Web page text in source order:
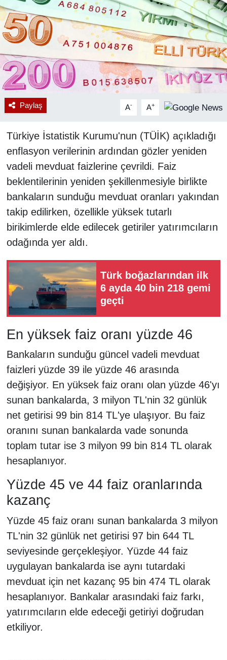
Paylaş A- A+
Türkiye İstatistik Kurumu'nun (TÜİK) açıkladığı
enflasyon verilerinin ardından gözler yeniden
vadeli mevduat faizlerine çevrildi. Faiz
beklentilerinin yeniden şekillenmesiyle birlikte
bankaların sunduğu mevduat oranları yakından
takip edilirken, özellikle yüksek tutarlı
birikimlerde elde edilecek getiriler yatırımcıların
odağında yer aldı.
Türk boğazlarından ilk
6 ayda 40 bin 218 gemi
geçti
En yüksek faiz oranı yüzde 46
Bankaların sunduğu güncel vadeli mevduat
faizleri yüzde 39 ile yüzde 46 arasında
değişiyor. En yüksek faiz oranı olan yüzde 46'yı
sunan bankalarda, 3 milyon TL'nin 32 günlük
net getirisi 99 bin 814 TL'ye ulaşıyor. Bu faiz
oranını sunan bankalarda vade sonunda
toplam tutar ise 3 milyon 99 bin 814 TL olarak
hesaplanıyor.
Yüzde 45 ve 44 faiz oranlarında
kazanç
Yüzde 45 faiz oranı sunan bankalarda 3 milyon
TL'nin 32 günlük net getirisi 97 bin 644 TL
seviyesinde gerçekleşiyor. Yüzde 44 faiz
uygulayan bankalarda ise aynı tutardaki
mevduat için net kazanç 95 bin 474 TL olarak
hesaplanıyor. Bankalar arasındaki faiz farkı,
yatırımcıların elde edeceği getiriyi doğrudan
etkiliyor.